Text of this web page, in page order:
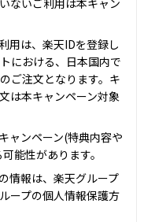
ないご利用は本キャン
用は、楽天IDを登録し
における、日本国内で
ご注文となります。キ
は本キャンペーン対象
ャンペーン(特典内容や
能性があります。
情報は、楽天グループ
ープの個人情報保護方